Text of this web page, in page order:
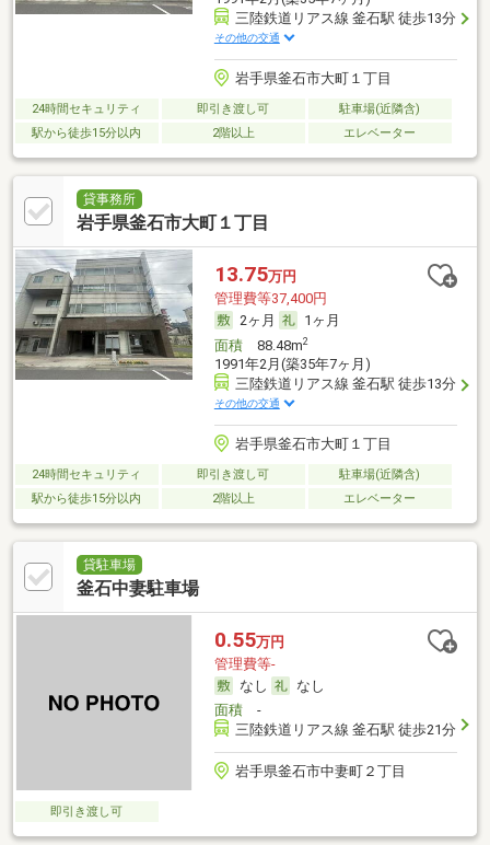
三陸鉄道リアス線 釜石駅 徒歩13分
その他の交通
岩手県釜石市大町１丁目
24時間セキュリティ 即引き渡し可
駐車場(近隣含)
駅から徒歩15分以内
2階以上 エレベーター
貸事務所
岩手県釜石市大町１丁目
13.75万円
管理費等37,400円
2ヶ月
1ヶ月
面積88.48m2
1991年2月(築35年7ヶ月)
三陸鉄道リアス線 釜石駅 徒歩13分
その他の交通
岩手県釜石市大町１丁目
24時間セキュリティ 即引き渡し可
駐車場(近隣含)
駅から徒歩15分以内
2階以上 エレベーター
貸駐車場
釜石中妻駐車場
0.55万円
管理費等-
なし
なし
面積-
三陸鉄道リアス線 釜石駅 徒歩21分
岩手県釜石市中妻町２丁目
即引き渡し可